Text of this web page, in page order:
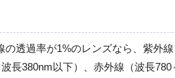
透過率が1%のレンズなら、紫外線
380nm以下）、赤外線（波長780